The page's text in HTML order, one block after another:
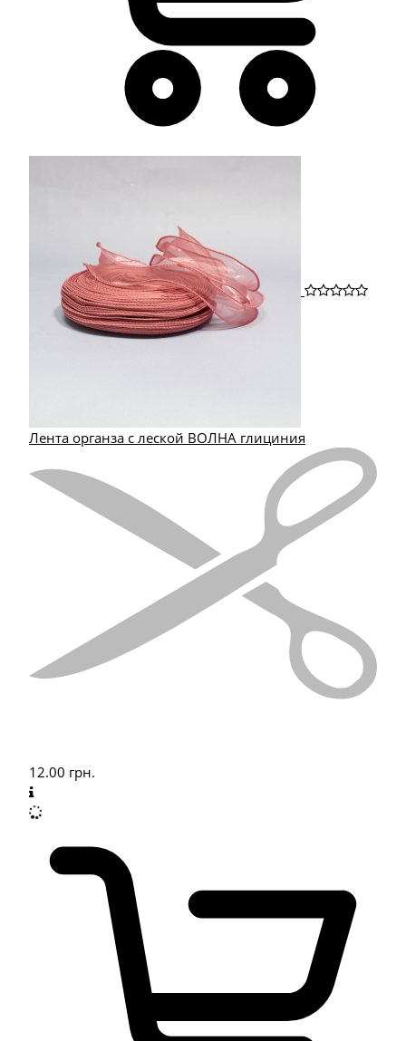
Лента органза с леской ВОЛНА глициния
12.00 грн.